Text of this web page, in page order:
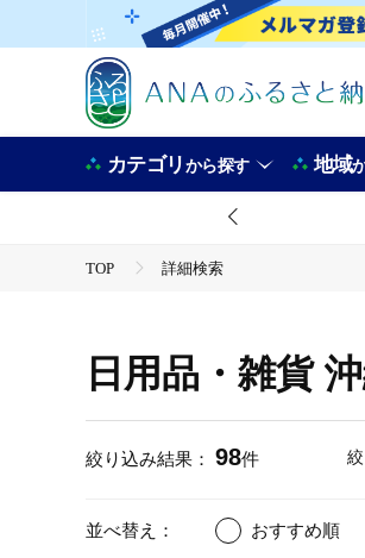
カテゴリから探す 地域
TOP 詳細検索
日用品・雑貨
絞り込み結果： 98件
並べ替え： おすすめ順